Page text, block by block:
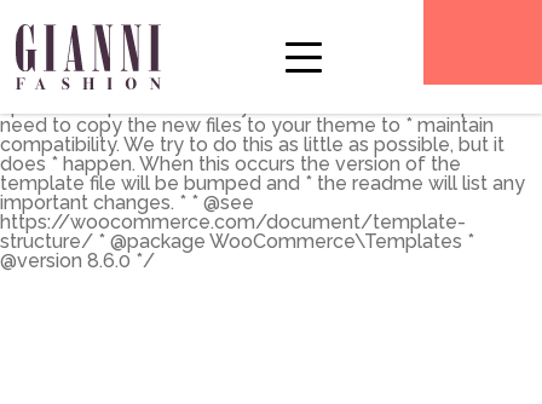
the main shop page which is a post type archive * * This
template can be overridden by copying it to
yourtheme/woocommerce/archive-product.php. * *
HOWEVER, on occasion WooCommerce will need to
need to copy the new files to your theme to * maintain
compatibility. We try to do this as little as possible, but it
does * happen. When this occurs the version of the
template file will be bumped and * the readme will list any
important changes. * * @see
https://woocommerce.com/document/template-
structure/ * @package WooCommerce\Templates *
@version 8.6.0 */